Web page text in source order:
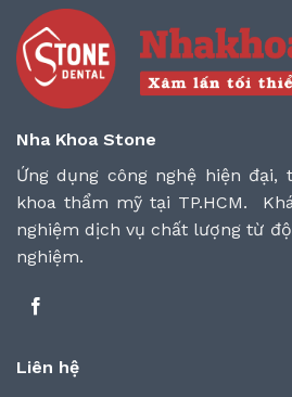
Nha Khoa Stone
Ứng dụng công nghệ hiện đại,
khoa thẩm mỹ tại TP.HCM.
nghiệm dịch vụ chất lượng từ
nghiệm.
Liên hệ